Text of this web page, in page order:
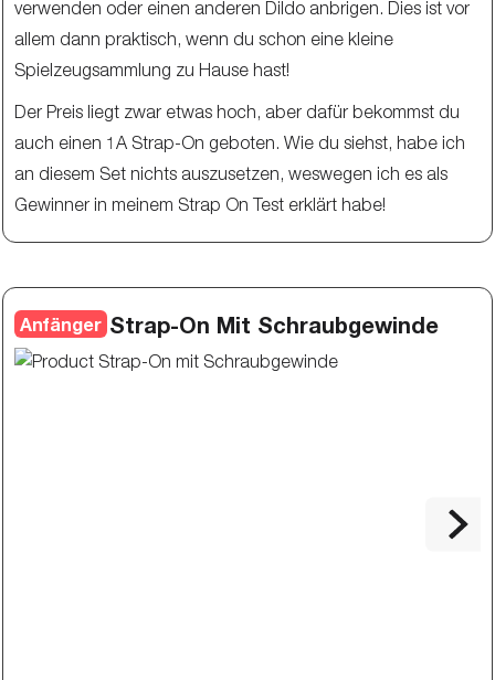
verwenden oder einen anderen Dildo anbrigen. Dies ist vor
allem dann praktisch, wenn du schon eine kleine
Spielzeugsammlung zu Hause hast!
Der Preis liegt zwar etwas hoch, aber dafür bekommst du
auch einen 1A Strap-On geboten. Wie du siehst, habe ich
an diesem Set nichts auszusetzen, weswegen ich es als
Gewinner in meinem Strap On Test erklärt habe!
Anfänger Strap-On Mit Schraubgewinde